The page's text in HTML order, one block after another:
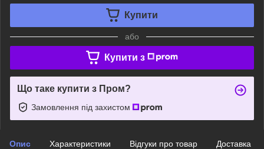
Купити
або
Купити з
Що таке купити з Пром?
Замовлення під захистом
Опис Характеристики Відгуки про товар Доставка